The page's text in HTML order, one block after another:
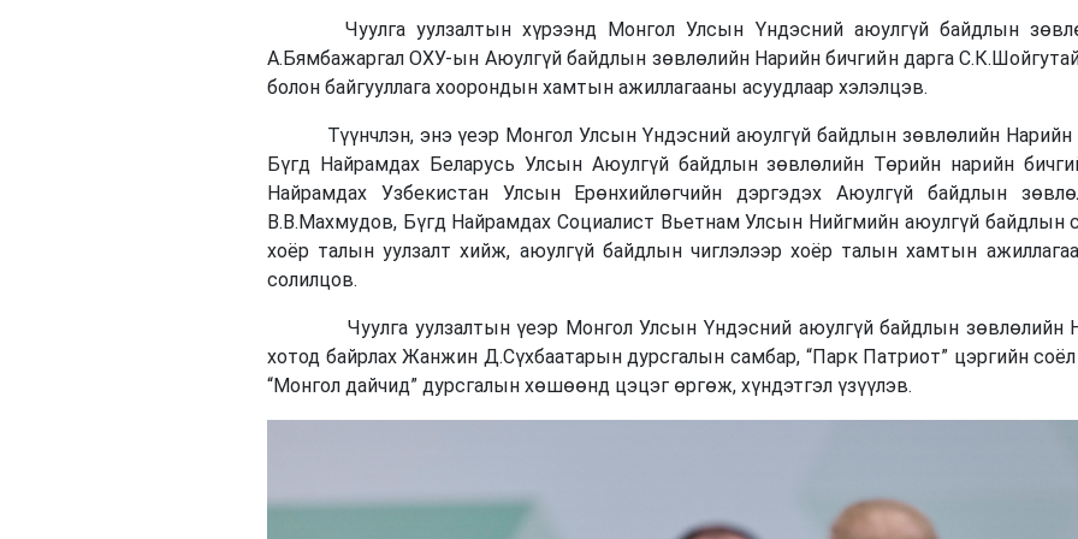
Чуулга уулзалтын хүрээнд Монгол Улсын Үндэсний аюулгүй байдлын
А.Бямбажаргал ОХУ-ын Аюулгүй байдлын зөвлөлийн Нарийн бичгийн дарга
болон байгууллага хоорондын хамтын ажиллагааны асуудлаар хэлэлцэв.
Түүнчлэн, энэ үеэр Монгол Улсын Үндэсний аюулгүй байдлын зөвлөлийн Нарийн
Бүгд Найрамдах Беларусь Улсын Аюулгүй байдлын зөвлөлийн Төрийн нарийн
Найрамдах Узбекистан Улсын Ерөнхийлөгчийн дэргэдэх Аюулгүй байдлын
В.В.Махмудов, Бүгд Найрамдах Социалист Вьетнам Улсын Нийгмийн аюулгүй байдлын
хоёр талын уулзалт хийж, аюулгүй байдлын чиглэлээр хоёр талын хамтын
солилцов.
Чуулга уулзалтын үеэр Монгол Улсын Үндэсний аюулгүй байдлын зөвлөлийн
хотод байрлах Жанжин Д.Сүхбаатарын дурсгалын самбар, “Парк Патриот” цэргийн
“Монгол дайчид” дурсгалын хөшөөнд цэцэг өргөж, хүндэтгэл үзүүлэв.